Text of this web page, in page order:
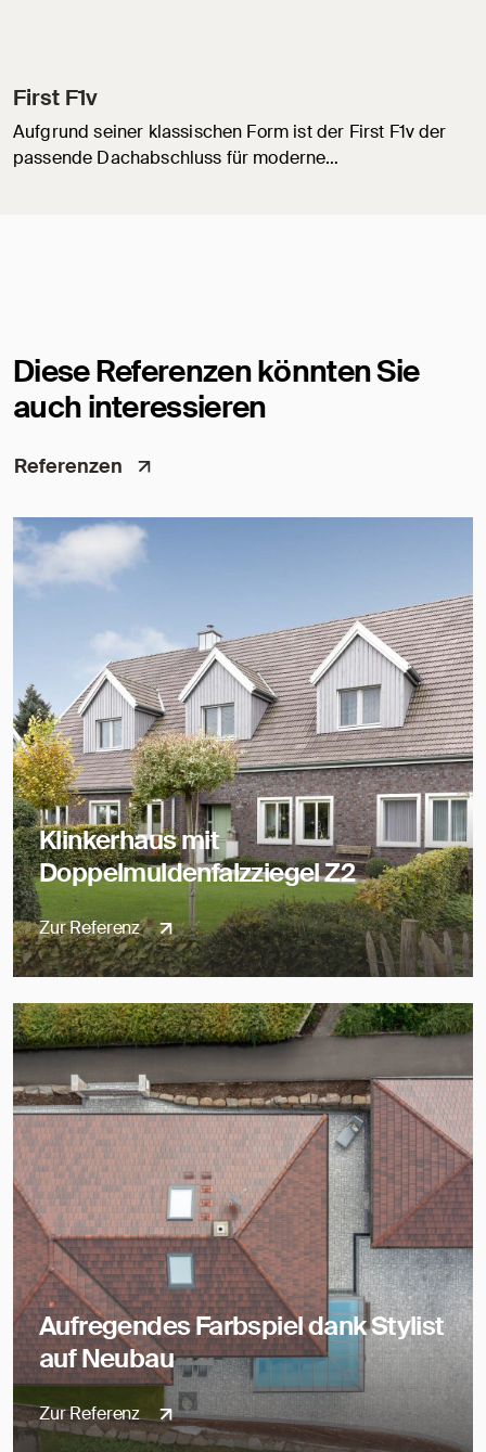
First F1v
Aufgrund seiner klassischen Form ist der First F1v der
passende Dachabschluss für moderne…
Diese Referenzen könnten Sie
auch interessieren
Referenzen
Klinkerhaus mit
Doppelmuldenfalzziegel Z2
Zur Referenz
Aufregendes Farbspiel dank Stylist
auf Neubau
Zur Referenz